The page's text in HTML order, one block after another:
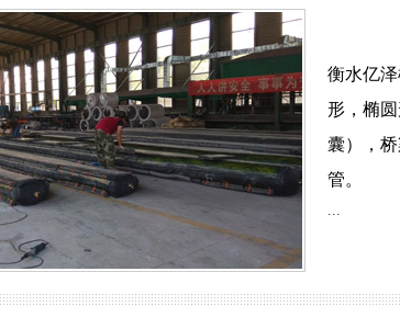
E40、60、80型桥梁伸缩缝
衡水亿
形，椭
囊），
管。
...